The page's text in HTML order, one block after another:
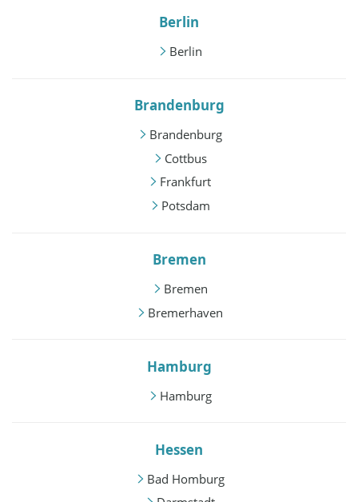
Berlin
Berlin
Brandenburg
Brandenburg
Cottbus
Frankfurt
Potsdam
Bremen
Bremen
Bremerhaven
Hamburg
Hamburg
Hessen
Bad Homburg